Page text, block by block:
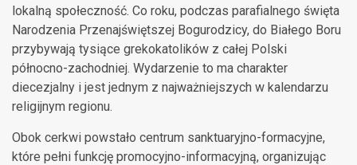
lokalną społeczność. Co roku, podczas parafialnego święta
Narodzenia Przenajświętszej Bogurodzicy, do Białego Boru
przybywają tysiące grekokatolików z całej Polski
północno-zachodniej. Wydarzenie to ma charakter
diecezjalny i jest jednym z najważniejszych w kalendarzu
religijnym regionu.
Obok cerkwi powstało centrum sanktuaryjno-formacyjne,
które pełni funkcję promocyjno-informacyjną, organizując